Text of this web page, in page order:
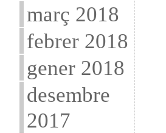
març 2018
febrer 2018
gener 2018
desembre
2017